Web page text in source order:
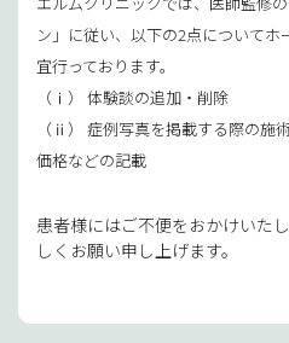
ン」に従い、以下の2点について
宜行っております。
（ⅰ） 体験談の追加・削除
（ⅱ） 症例写真を掲載する際の施
価格などの記載
患者様にはご不便をおかけいた
しくお願い申し上げます。